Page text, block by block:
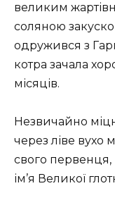
великим
соляною
одружився з
котра зачала
місяців.
Незвичайно
через ліве вухо
свого первенця,
ім’я Великої